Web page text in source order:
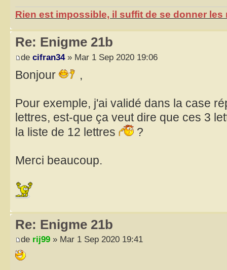
Rien est impossible, il suffit de se donner
Re: Enigme 21b
de cifran34» Mar 1 Sep 2020 19:06
Bonjour ,
Pour exemple, j'ai validé dans la case
lettres, est-que ça veut dire que ces 3
la liste de 12 lettres
?
Merci beaucoup.
Re: Enigme 21b
de rij99 » Mar 1 Sep 2020 19:41